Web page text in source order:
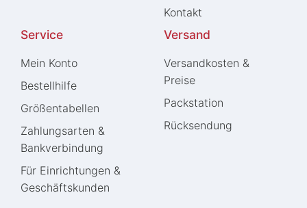
Kontakt
Service
Mein Konto
Bestellhilfe
Größentabellen
Zahlungsarten &
Bankverbindung
Für Einrichtungen &
Geschäftskunden
Versand
Versandkosten &
Preise
Packstation
Rücksendung